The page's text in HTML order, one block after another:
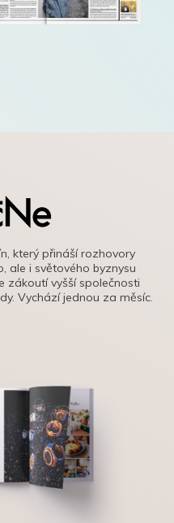
který přináší rozhovory
ale i světového byznysu
zákoutí vyšší společnosti
Vychází jednou za měsíc.